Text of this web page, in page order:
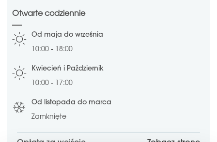
Otwarte codziennie
Od maja do września
10:00 - 18:00
Kwiecień i Październik
10:00 - 17:00
Od listopada do marca
Zamknięte